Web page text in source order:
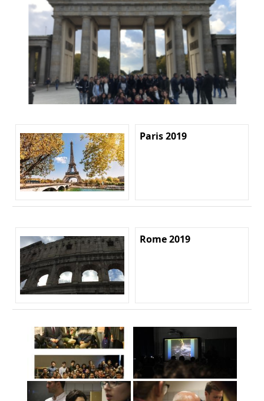
Paris 2019
Rome 2019